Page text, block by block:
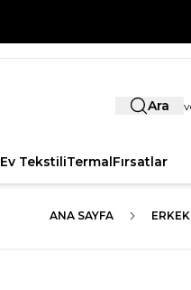
Ara
Ev TekstiliTermalFırsatlar
ANA SAYFA ERKEK